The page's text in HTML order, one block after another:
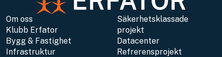
Om oss
Klubb Erfator
Bygg & Fastighet
Infrastruktur
Säkerhetsklassade
projekt
Datacenter
Refrerensprojekt